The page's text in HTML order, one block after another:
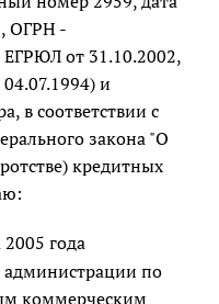
ОГРН -
ЕГРЮЛ от 31.10.2002,
и
в соответствии с
закона "О
кредитных
года
администрации по
коммерческим